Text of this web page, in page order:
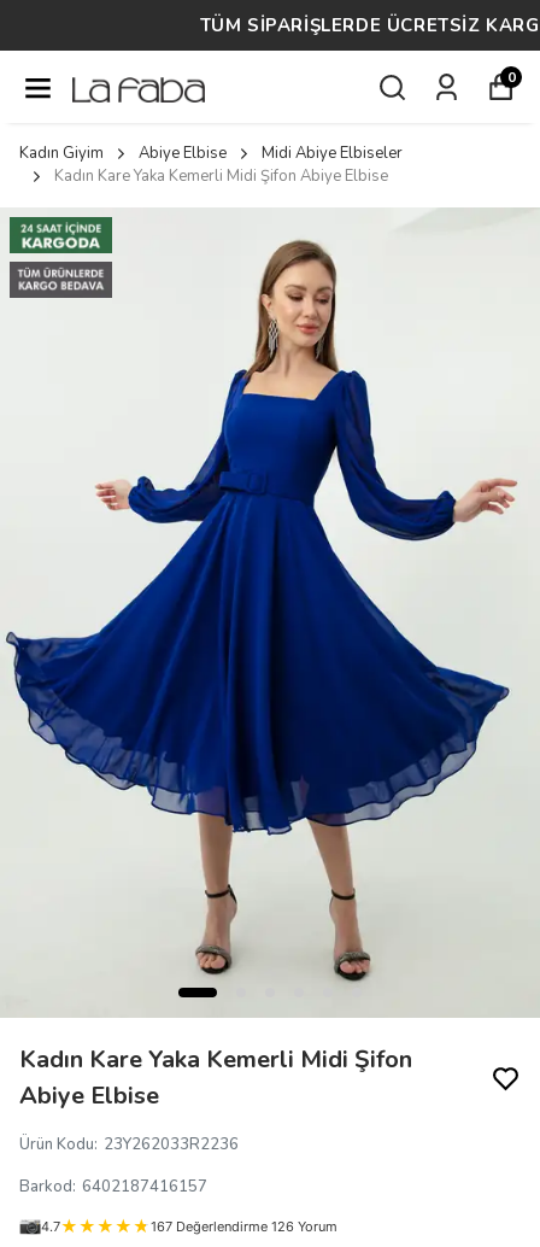
TÜM SİPARİŞLERDE ÜCRETSİZ KARGO
0
Kadın Giyim Abiye Elbise
Midi Abiye Elbiseler
Kadın Kare Yaka Kemerli Midi Şifon Abiye Elbise
Kadın Kare Yaka Kemerli Midi Şifon
Abiye Elbise
Ürün Kodu: 23Y262033R2236
Barkod: 6402187416157
4.7 167 Değerlendirme 126 Yorum